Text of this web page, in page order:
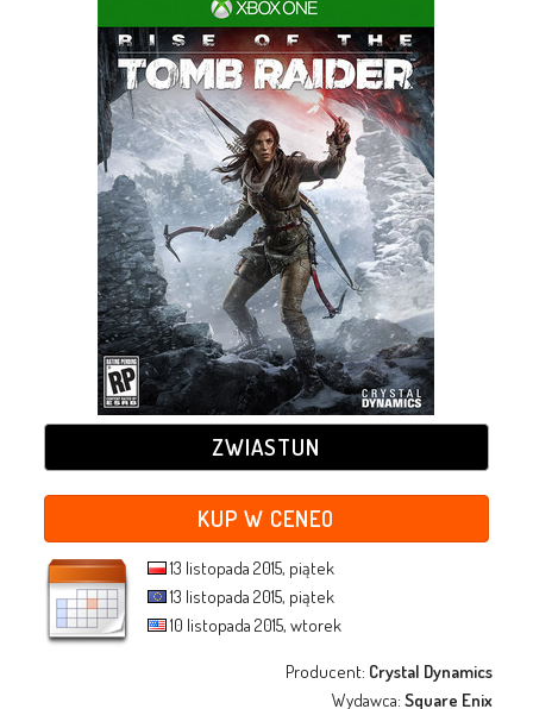
ZWIASTUN
KUP W CENEO
13 listopada 2015, piątek
13 listopada 2015, piątek
10 listopada 2015, wtorek
Producent: Crystal Dynamics
Wydawca:Square Enix